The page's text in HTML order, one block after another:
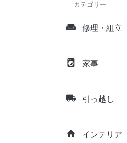
カテゴリー
weekend 修理・組立
local_laundry_service 家事
local_shipping 引っ越し
home インテリア